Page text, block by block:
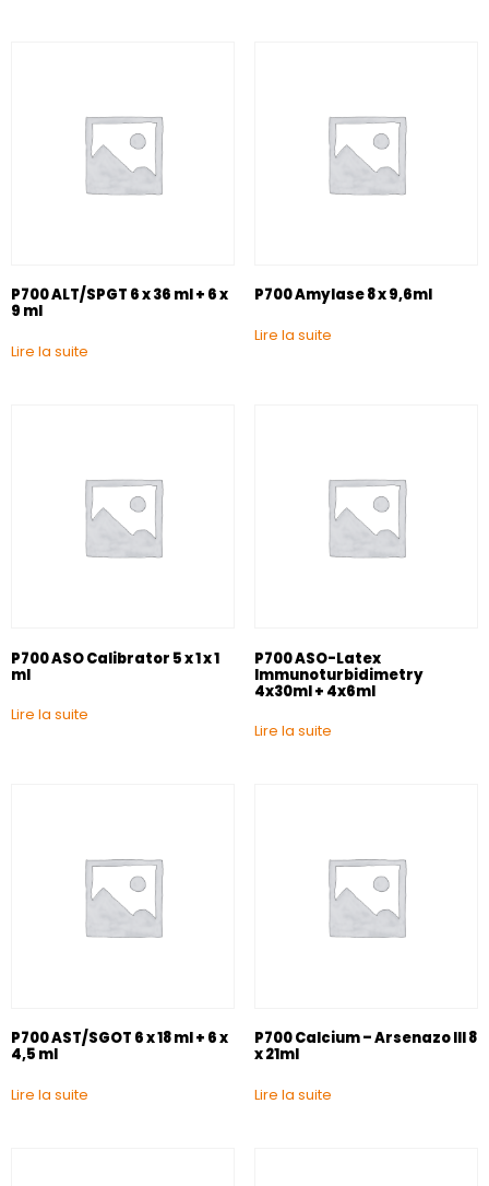
P700 ALT/SPGT 6 x 36 ml + 6 x
9 ml
Lire la suite
P700 Amylase 8 x 9,6ml
Lire la suite
P700 ASO Calibrator 5 x 1 x 1
ml
Lire la suite
P700 ASO-Latex
Immunoturbidimetry
4x30ml + 4x6ml
Lire la suite
P700 AST/SGOT 6 x 18 ml + 6 x
4,5 ml
Lire la suite
P700 Calcium – Arsenazo III 8
x 21ml
Lire la suite